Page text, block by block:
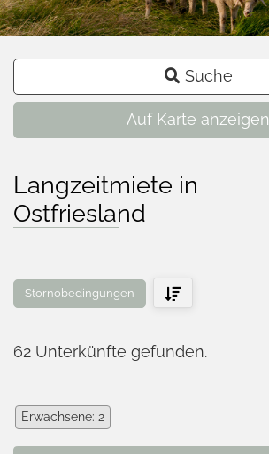
Suche
Auf Karte anzeigen
Langzeitmiete in
Ostfriesland
Stornobedingungen
62 Unterkünfte gefunden.
Erwachsene: 2
−